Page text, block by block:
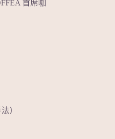
首席咖
）